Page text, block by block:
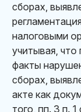
сборах,
налоговыми
учитывая, что
факты
сборах,
акте как
того, пп. 3 п.